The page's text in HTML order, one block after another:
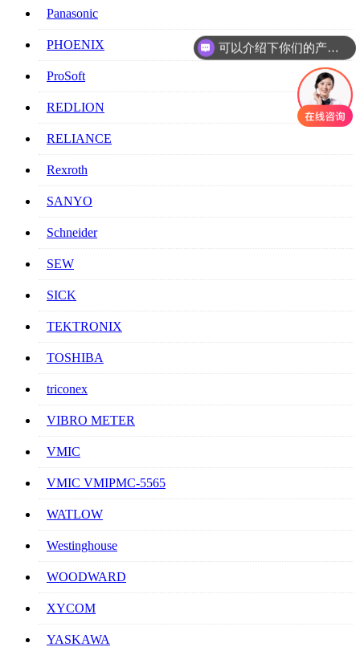
Panasonic
PHOENIX
ProSoft
REDLION
RELIANCE
Rexroth
SANYO
Schneider
SEW
SICK
TEKTRONIX
TOSHIBA
triconex
VIBRO METER
VMIC
VMIC VMIPMC-5565
WATLOW
Westinghouse
WOODWARD
XYCOM
YASKAWA
可以介绍下你们的产品么